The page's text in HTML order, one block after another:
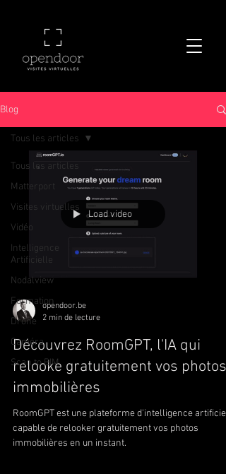
Blog
Tous les articles
Matterport
Visites virtuelles
Vidéo
Intelligence
Artificielle
Nodalview
Formation
Drone
Caméra
Scan to BIM
Tous les articles
Load video
opendoor.be
2 min de lecture
Découvrez RoomGPT, l'IA qui
relooke gratuitement vos photos
immobilières
RoomGPT est une plateforme d'intelligence
capable de relooker gratuitement vos photos
immobilières en un instant.